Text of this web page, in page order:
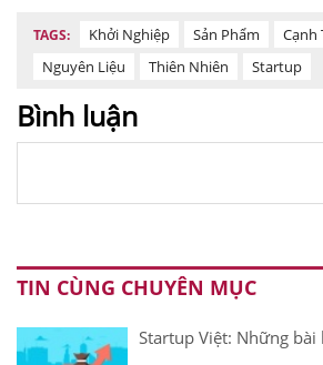
TAGS: Khởi Nghiệp Sản Phẩm
Cạnh
Nguyên Liệu
Thiên Nhiên Startup
Bình luận
TIN CÙNG CHUYÊN MỤC
Startup Việt: Những